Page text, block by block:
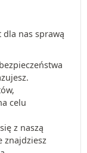
nas sprawą
celu
z naszą
znajdziesz